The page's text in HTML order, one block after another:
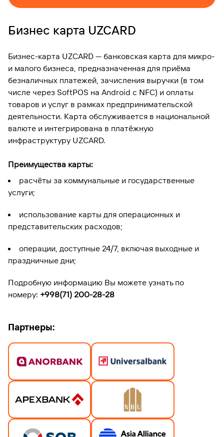
Бизнес карта UZCARD
Бизнес-карта UZCARD — банковская карта для микро-
и малого бизнеса, предназначенная для приёма
безналичных платежей, зачисления выручки (в том
числе через SoftPOS на Android с NFC) и оплаты
товаров и услуг в рамках предпринимательской
деятельности. Карта обслуживается в национальной
валюте и интегрирована в платёжную
инфраструктуру UZCARD.
Преимущества карты:
расчёты за коммунальные и государственные
услуги;
использование карты для операционных и
представительских расходов;
операции, доступные 24/7, включая выходные и
праздничные дни;
Подробную информацию Вы можете узнать по
номеру: +998(71) 200-28-28
Партнеры: